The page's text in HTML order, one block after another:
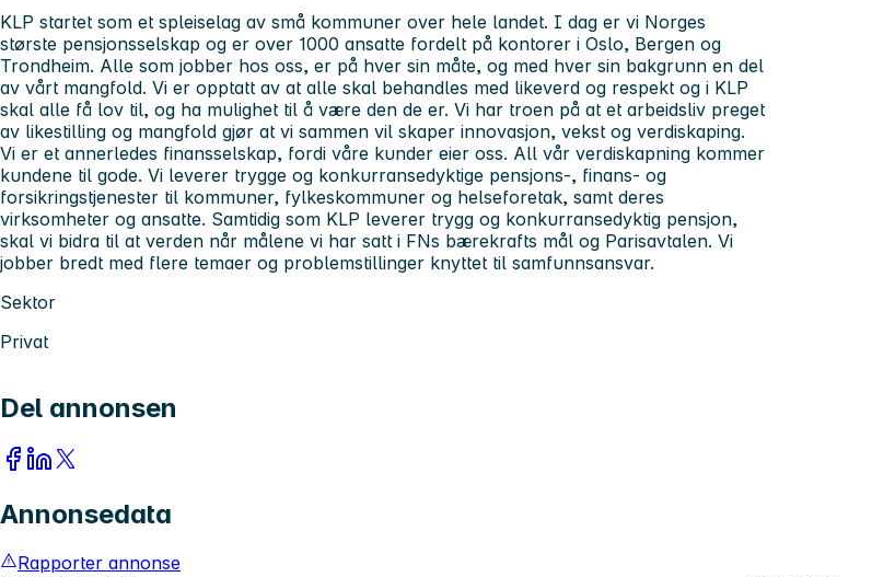
KLP startet som et spleiselag av små kommuner over hele landet. I dag er vi Norges
største pensjonsselskap og er over 1000 ansatte fordelt på kontorer i Oslo, Bergen og
Trondheim. Alle som jobber hos oss, er på hver sin måte, og med hver sin bakgrunn en del
av vårt mangfold. Vi er opptatt av at alle skal behandles med likeverd og respekt og i KLP
skal alle få lov til, og ha mulighet til å være den de er. Vi har troen på at et arbeidsliv preget
av likestilling og mangfold gjør at vi sammen vil skaper innovasjon, vekst og verdiskaping.
Vi er et annerledes finansselskap, fordi våre kunder eier oss. All vår verdiskapning kommer
kundene til gode. Vi leverer trygge og konkurransedyktige pensjons-, finans- og
forsikringstjenester til kommuner, fylkeskommuner og helseforetak, samt deres
virksomheter og ansatte. Samtidig som KLP leverer trygg og konkurransedyktig pensjon,
skal vi bidra til at verden når målene vi har satt i FNs bærekrafts mål og Parisavtalen. Vi
jobber bredt med flere temaer og problemstillinger knyttet til samfunnsansvar.
Sektor
Privat
Del annonsen
Annonsedata
Rapporter annonse